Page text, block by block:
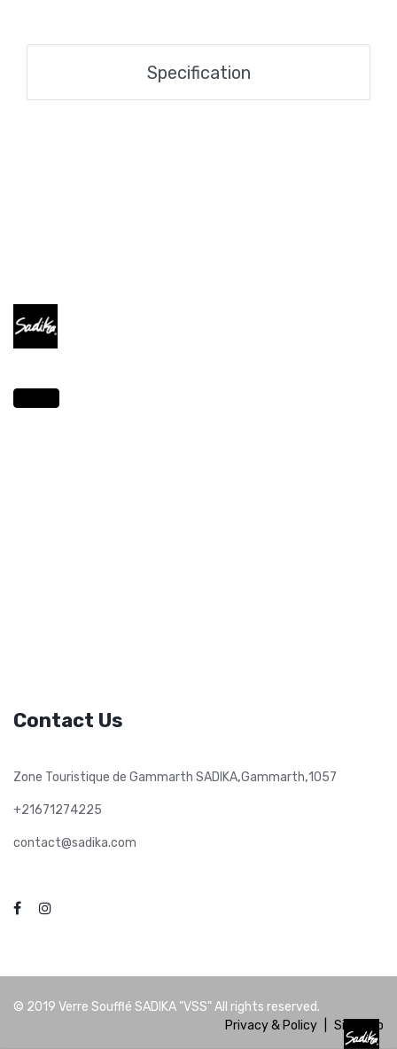
Specification
Contact Us
Zone Touristique de Gammarth SADIKA,Gammarth,1057
+21671274225
contact@sadika.com
© 2019 Verre Soufflé SADIKA "VSS"All rights reserved.
Privacy & Policy
Site Map